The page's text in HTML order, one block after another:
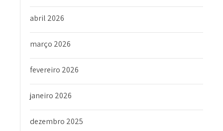
abril 2026
março 2026
fevereiro 2026
janeiro 2026
dezembro 2025